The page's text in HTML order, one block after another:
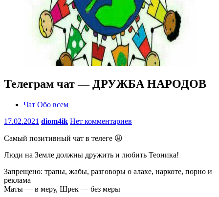
Телеграм чат — ДРУЖБА НАРОДОВ
Чат Обо всем
17.02.2021 diom4ik Нет комментариев
Самый позитивный чат в телеге 😦
Люди на Земле должны дружить и любить Теоника!
Запрещено: трапы, жабы, разговоры о алахе, наркоте, порно и
реклама
Маты — в меру, Шрек — без меры